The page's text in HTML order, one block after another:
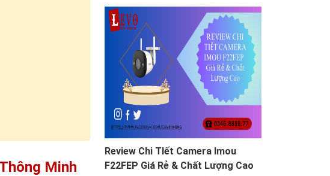
Minh
Review Chi TIết Camera Imou
F22FEP Giá Rẻ & Chất Lượng Cao